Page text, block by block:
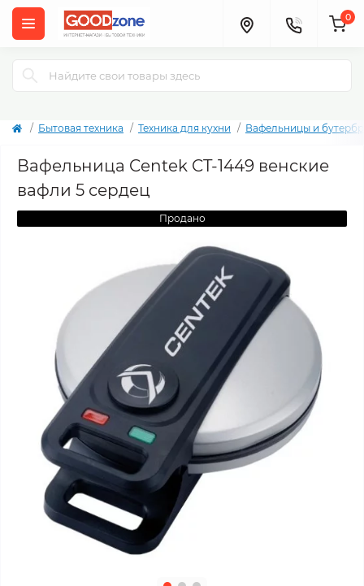
0
Бытовая техника Техника для кухни Вафельницы и
Вафельница Centek CT-1449 венские
вафли 5 сердец
Продано